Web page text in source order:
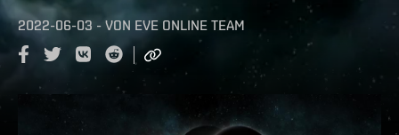
2022-06-03 - VON EVE ONLINE TEAM